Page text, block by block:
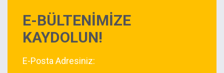
E-BÜLTENİMİZE
KAYDOLUN!
E-Posta Adresiniz: